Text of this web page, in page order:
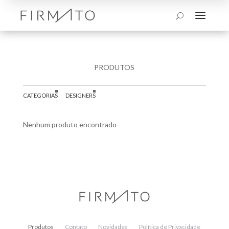
U a
PRODUTOS
CATEGORIAS DESIGNERS
Nenhum produto encontrado
Produtos Contato Novidades
Política de Privacidade